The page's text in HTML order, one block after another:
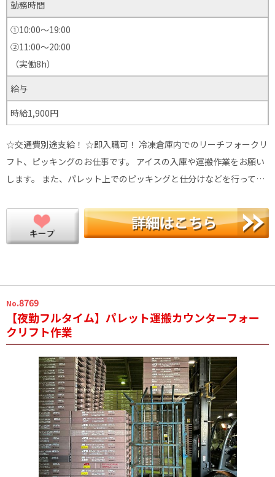
勤務時間
①10:00～19:00
②11:00～20:00
（実働8h）
給与
時給1,900円
☆交通費別途支給！ ☆即入職可！ 冷凍倉庫内でのリーチフォークリ
フト、ピッキングのお仕事です。 アイスの入庫や運搬作業をお願い
します。 また、パレット上でのピッキングと仕分けなどを行って…
No.8769
【夜勤フルタイム】パレット運搬カウンターフォー
クリフト作業